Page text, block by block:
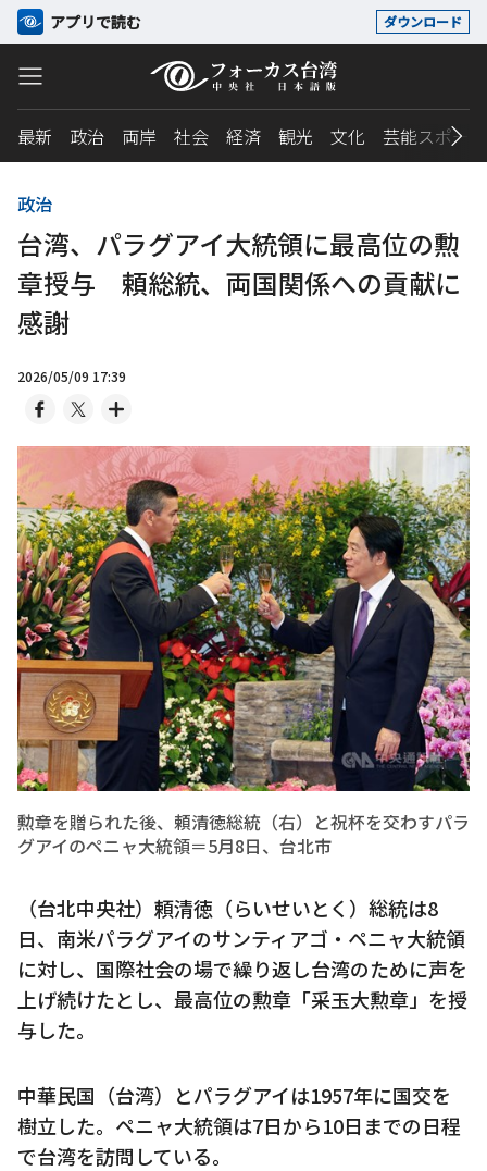
アプリで読む ダウンロード
最新 政治 両岸 社会 経済 観光 文化 芸能スポーツ
政治
台湾、パラグアイ大統領に最高位の勲
章授与 頼総統、両国関係への貢献に
感謝
2026/05/09 17:39
勲章を贈られた後、頼清徳総統（右）と祝杯を交わすパラ
グアイのペニャ大統領＝5月8日、台北市
（台北中央社）頼清徳（らいせいとく）総統は8
日、南米パラグアイのサンティアゴ・ペニャ大統領
に対し、国際社会の場で繰り返し台湾のために声を
上げ続けたとし、最高位の勲章「采玉大勲章」を授
与した。
中華民国（台湾）とパラグアイは1957年に国交を
樹立した。ペニャ大統領は7日から10日までの日程
で台湾を訪問している。